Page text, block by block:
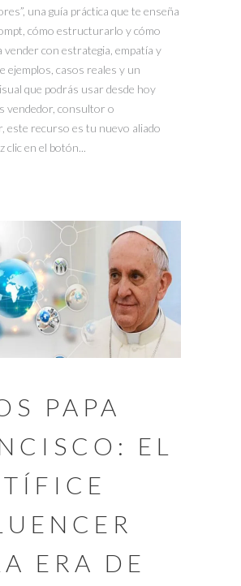
una guía práctica que te enseña
cómo estructurarlo y cómo
vender con estrategia, empatía y
ejemplos, casos reales y un
que podrás usar desde hoy
vendedor, consultor o
este recurso es tu nuevo aliado
clic en el botón...
PAPA
EL
ERA DE